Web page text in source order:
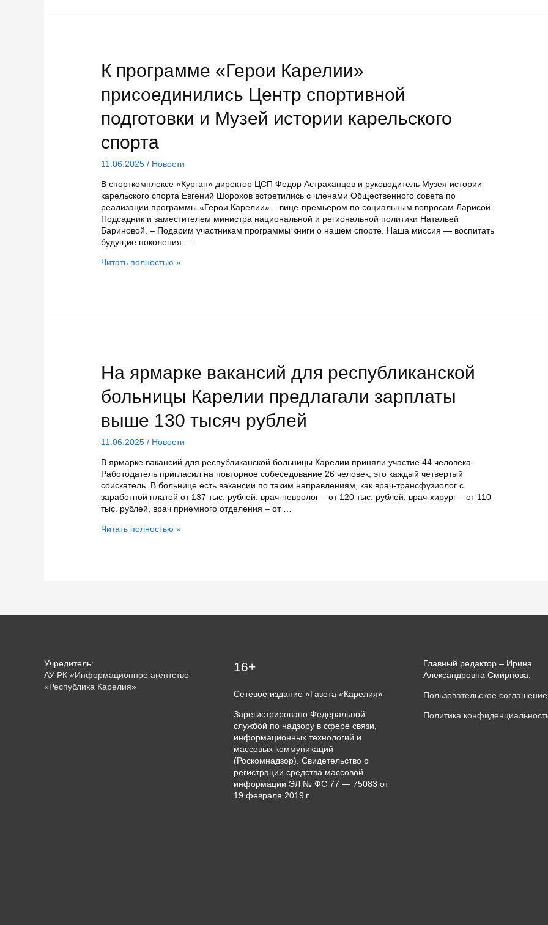
К программе «Герои Карелии»
присоединились Центр спортивной
подготовки и Музей истории карельского
спорта
11.06.2025 / Новости
В спорткомплексе «Курган» директор ЦСП Федор Астраханцев и руководитель Музея истории
карельского спорта Евгений Шорохов встретились с членами Общественного совета по
реализации программы «Герои Карелии» – вице-премьером по социальным вопросам Ларисой
Подсадник и заместителем министра национальной и региональной политики Натальей
Бариновой. – Подарим участникам программы книги о нашем спорте. Наша миссия — воспитать
будущие поколения …
К
Музей
истории
карельского
спорта
Читать полностью »
На ярмарке вакансий для республиканской
больницы Карелии предлагали зарплаты
выше 130 тысяч рублей
11.06.2025 / Новости
В ярмарке вакансий для республиканской больницы Карелии приняли участие 44 человека.
Работодатель пригласил на повторное собеседование 26 человек, это каждый четвертый
соискатель. В больнице есть вакансии по таким направлениям, как врач-трансфузиолог с
заработной платой от 137 тыс. рублей, врач-невролог – от 120 тыс. рублей, врач-хирург – от 110
тыс. рублей, врач приемного отделения – от …
На
Читать полностью »
Учредитель:
АУ РК «Информационное агентство
«Республика Карелия»
16+
Сетевое издание «Газета «Карелия»
Зарегистрировано Федеральной
службой по надзору в сфере связи,
информационных технологий и
массовых коммуникаций
(Роскомнадзор). Свидетельство о
регистрации средства массовой
информации ЭЛ № ФС 77 — 75083 от
19 февраля 2019 г.
Главный редактор – Ирина
Александровна Смирнова.
Пользовательское соглашение
Политика